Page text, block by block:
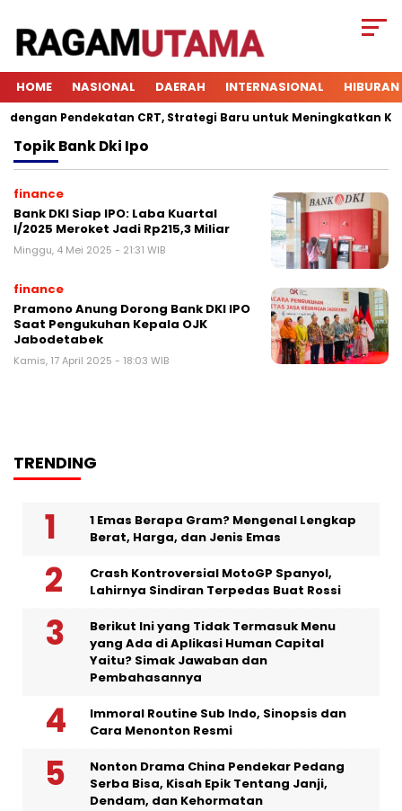
HOME NASIONAL DAERAH INTERNASIONAL HIBURAN
Pendekatan CRT, Strategi Baru untuk Meningkatkan
TopikBank Dki Ipo
finance
Bank DKI Siap IPO: Laba Kuartal
I/2025 Meroket Jadi Rp215,3 Miliar
Minggu, 4 Mei 2025 - 21:31 WIB
finance
Pramono Anung Dorong Bank DKI IPO
Saat Pengukuhan Kepala OJK
Jabodetabek
Kamis, 17 April 2025 - 18:03 WIB
TRENDING
1 Emas Berapa Gram? Mengenal Lengkap
Berat, Harga, dan Jenis Emas
Crash Kontroversial MotoGP Spanyol,
Lahirnya Sindiran Terpedas Buat Rossi
Berikut Ini yang Tidak Termasuk Menu
yang Ada di Aplikasi Human Capital
Yaitu? Simak Jawaban dan
Pembahasannya
Immoral Routine Sub Indo, Sinopsis dan
Cara Menonton Resmi
Nonton Drama China Pendekar Pedang
Serba Bisa, Kisah Epik Tentang Janji,
Dendam, dan Kehormatan